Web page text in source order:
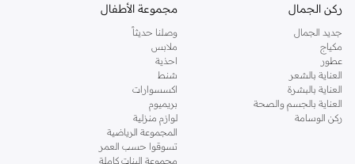
ركن الجمال
جديد الجمال
مكياج
عطور
العناية بالشعر
العناية بالبشرة
العناية بالجسم والصحة
ركن الوسامة
مجموعة الأطفال
وصلنا حديثاً
ملابس
احذية
شنط
اكسسوارات
بريميوم
لوازم منزلية
المجموعة الرياضية
تسوقوا حسب العمر
مجموعة البنات كاملة